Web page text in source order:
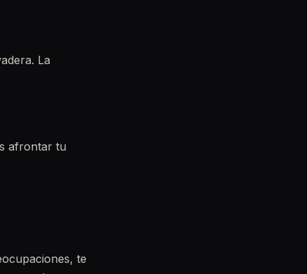
La
afrontar tu
te